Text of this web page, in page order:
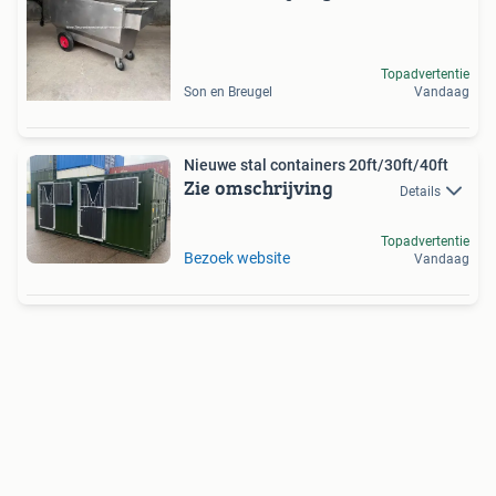
Son en Breugel
Topadvertentie
Vandaag
Nieuwe stal containers 20ft/30ft/40ft
Zie omschrijving Details
Bezoek website
Topadvertentie
Vandaag